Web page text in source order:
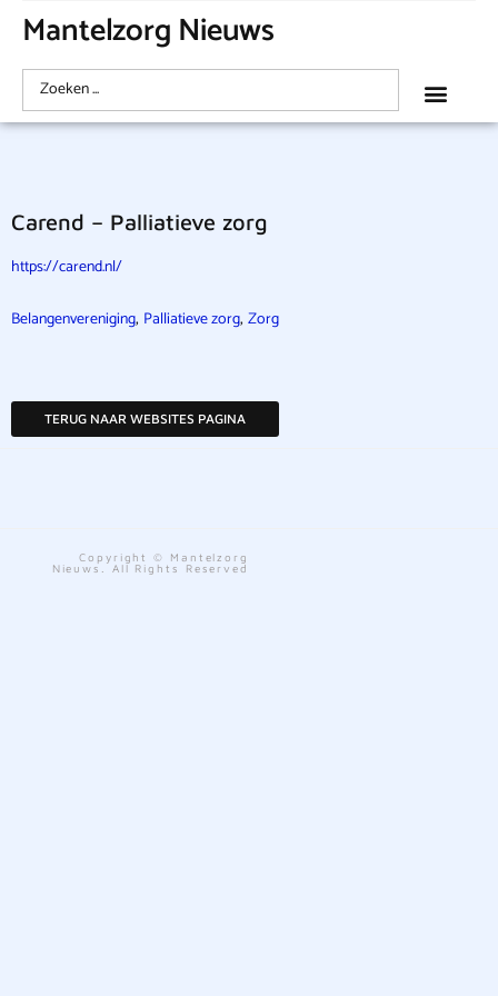
Mantelzorg Nieuws
Carend – Palliatieve zorg
https://carend.nl/
Belangenvereniging, Palliatieve zorg, Zorg
TERUG NAAR WEBSITES PAGINA
Copyright © Mantelzorg
Nieuws. All Rights Reserved